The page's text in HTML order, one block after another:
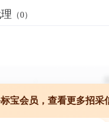
（0）
宝会员，查看更多招采